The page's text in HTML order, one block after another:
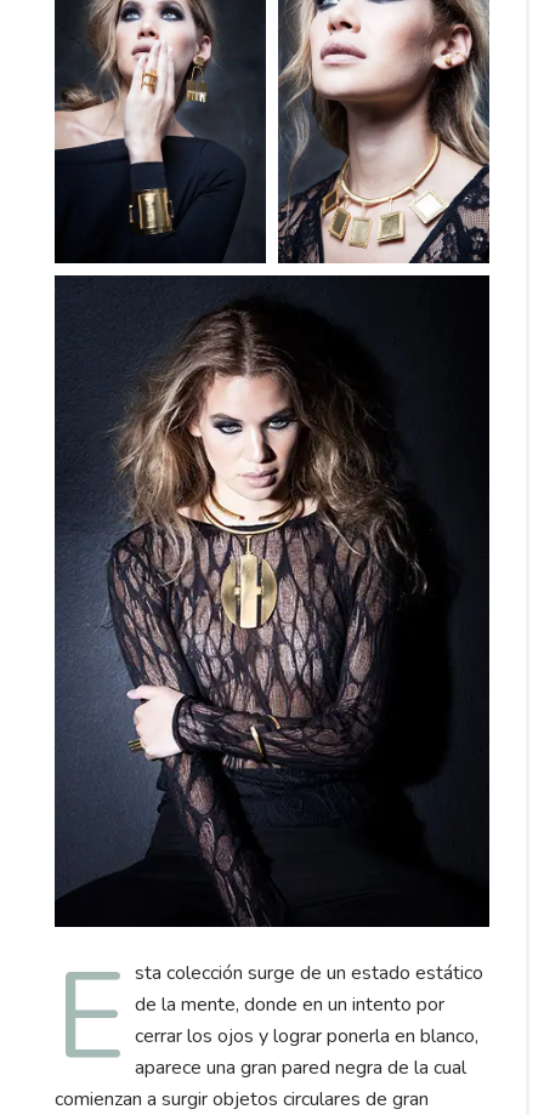
E sta colección surge de un estado estático
de la mente, donde en un intento por
cerrar los ojos y lograr ponerla en blanco,
aparece una gran pared negra de la cual
comienzan a surgir objetos circulares de gran